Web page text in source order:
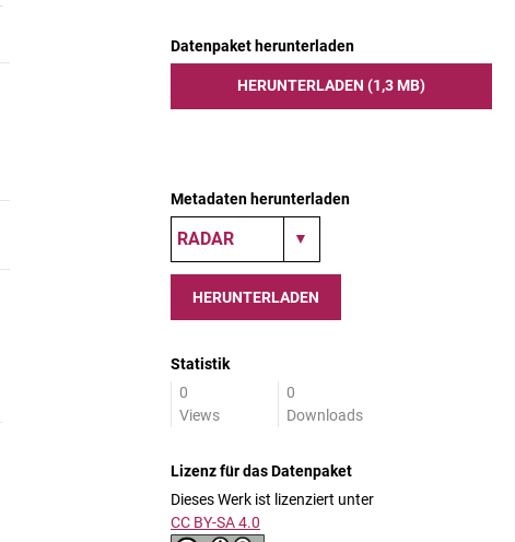
Datenpaket herunterladen
HERUNTERLADEN (1,3 MB)
Metadaten herunterladen
HERUNTERLADEN
Statistik
0
Views
0
Downloads
Lizenz für das Datenpaket
Dieses Werk ist lizenziert unter
CC BY-SA 4.0